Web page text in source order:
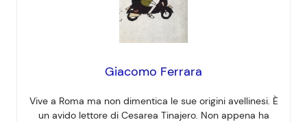
Giacomo Ferrara
Vive a Roma ma non dimentica le sue origini avellinesi. È
un avido lettore di Cesarea Tinajero. Non appena ha